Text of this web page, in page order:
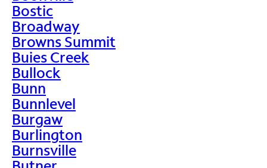
Bostic
Broadway
Browns Summit
Buies Creek
Bullock
Bunn
Bunnlevel
Burgaw
Burlington
Burnsville